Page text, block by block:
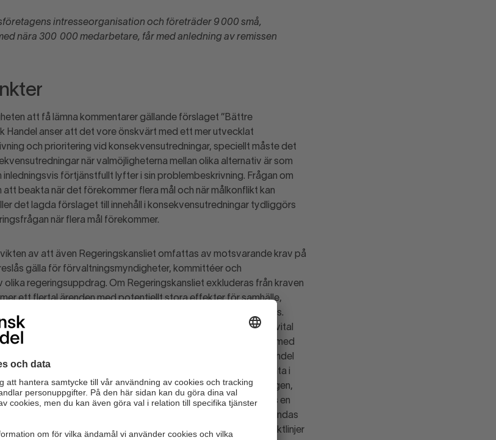
intresseorganisation och före­träder 9 000 små,
nära 300 000 med­arbetare, får med anledning av remissen
att få lämna kommentarer gällande förslaget ”Bättre
Handel anser att det vore önskvärt med ett mer utvecklat
och prioritering vid konsekvensutredningar, speciellt måste det
när valmöjligheterna mellan olika alternativ är som
förtjänstfullt lyfter i sin problembeskrivning. Frågan om
att beakta när det förekommer flera mål och när målkonflikt kan
det lagda förslaget till innehåll i konsekvensutredningar tydliggörs
när flera mål förekommer.
av att även Regeringskansliet omfattas av motsvarande krav på
gälla för förvaltningsmyndigheter, kommittéer och
regeringsuppdrag. Om Regeringskansliet exkluderas från kraven
ett flertal ärenden med potentiellt stora effekter för samhälle,
kunna bli föremål för krav på analys när det som mest behövs.
identifierats tidigare i processen och som lyfts fram som en vital
konsekvensutredningar. Det behövs en samlad process med
att årligen rapportera arbetet till riksdagen.Svensk Handel
av konsekvensutredningar ska vara proportionella och relevanta i
bör omfatta hela konsekvensutredningen,
ska på förhand tydligt kunna få en uppfattning om det krävs en
gälla för mindre ärenden. Resurserna för analyser måste användas
betydelse och för detta krävs en ökad tydlighet med vidare riktlinjer